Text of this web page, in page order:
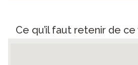
Ce qu’il faut retenir de